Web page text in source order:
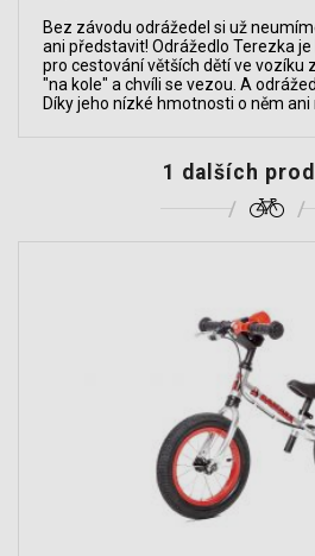
Bez závodu odrážedel si už
ani představit! Odrážedlo Terezka
pro cestování větších dětí ve vozíku
"na kole" a chvíli se vezou. A
Díky jeho nízké hmotnosti o něm
1 dalších